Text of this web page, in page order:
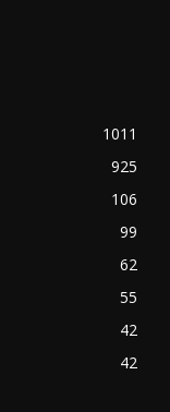
1011
925
106
99
62
55
42
42